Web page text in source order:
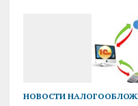
НОВОСТИ